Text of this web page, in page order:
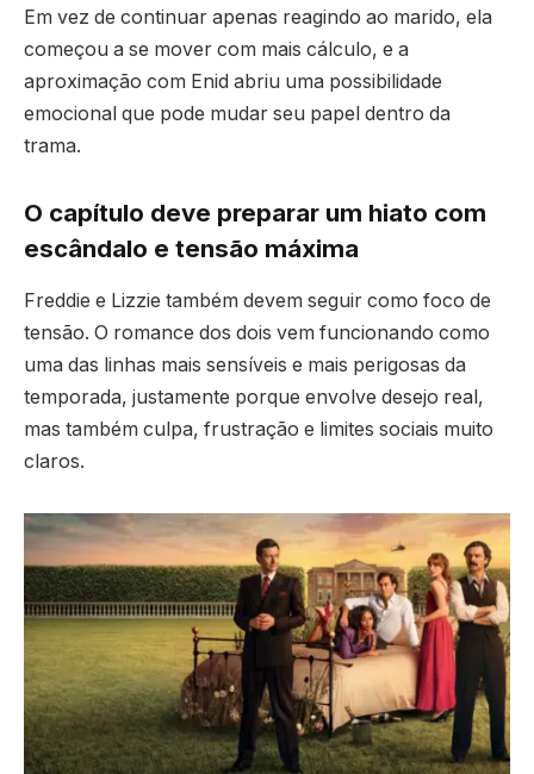
Em vez de continuar apenas reagindo ao marido, ela
começou a se mover com mais cálculo, e a
aproximação com Enid abriu uma possibilidade
emocional que pode mudar seu papel dentro da
trama.
O capítulo deve preparar um hiato com
escândalo e tensão máxima
Freddie e Lizzie também devem seguir como foco de
tensão. O romance dos dois vem funcionando como
uma das linhas mais sensíveis e mais perigosas da
temporada, justamente porque envolve desejo real,
mas também culpa, frustração e limites sociais muito
claros.